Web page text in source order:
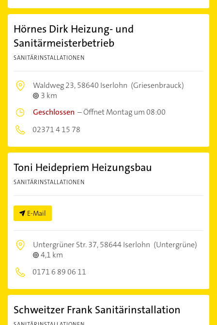
Hörnes Dirk Heizung- und
Sanitärmeisterbetrieb
SANITÄRINSTALLATIONEN
Waldweg 23,58640 Iserlohn (Griesenbrauck)
3 km
Geschlossen –Öffnet Montag um 08:00
02371 4 15 78
Toni Heidepriem Heizungsbau
SANITÄRINSTALLATIONEN
E-Mail
Untergrüner Str. 37,58644 Iserlohn (Untergrüne)
4,1 km
0171 6 89 06 11
Schweitzer Frank Sanitärinstallation